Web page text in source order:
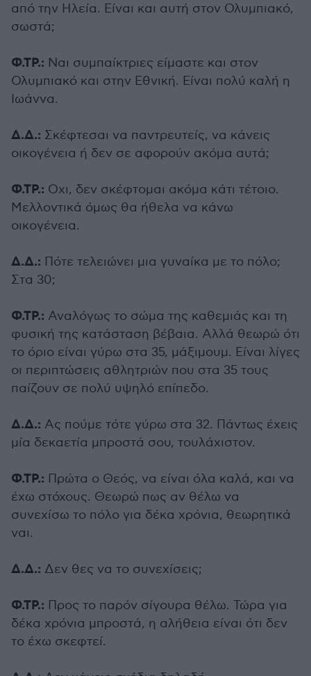
από την Ηλεία. Είναι και αυτή στον Ολυμπιακό,
σωστά;
Φ.ΤΡ.: Ναι συμπαίκτριες είμαστε και στον
Ολυμπιακό και στην Εθνική. Είναι πολύ καλή η
Ιωάννα.
Δ.Δ.: Σκέφτεσαι να παντρευτείς, να κάνεις
οικογένεια ή δεν σε αφορούν ακόμα αυτά;
Φ.ΤΡ.: Οχι, δεν σκέφτομαι ακόμα κάτι τέτοιο.
Μελλοντικά όμως θα ήθελα να κάνω
οικογένεια.
Δ.Δ.: Πότε τελειώνει μια γυναίκα με το πόλο;
Στα 30;
Φ.ΤΡ.: Αναλόγως το σώμα της καθεμιάς και τη
φυσική της κατάσταση βέβαια. Αλλά θεωρώ ότι
το όριο είναι γύρω στα 35, μάξιμουμ. Είναι λίγες
οι περιπτώσεις αθλητριών που στα 35 τους
παίζουν σε πολύ υψηλό επίπεδο.
Δ.Δ.: Ας πούμε τότε γύρω στα 32. Πάντως έχεις
μία δεκαετία μπροστά σου, τουλάχιστον.
Φ.ΤΡ.: Πρώτα ο Θεός, να είναι όλα καλά, και να
έχω στόχους. Θεωρώ πως αν θέλω να
συνεχίσω το πόλο για δέκα χρόνια, θεωρητικά
ναι.
Δ.Δ.: Δεν θες να το συνεχίσεις;
Φ.ΤΡ.: Προς το παρόν σίγουρα θέλω. Τώρα για
δέκα χρόνια μπροστά, η αλήθεια είναι ότι δεν
το έχω σκεφτεί.